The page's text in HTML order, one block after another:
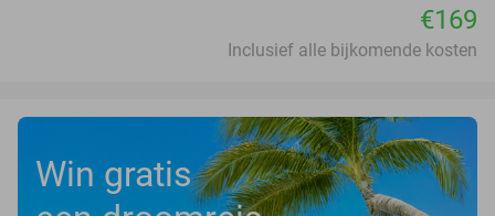
€169
Inclusief alle bijkomende kosten
Win gratis